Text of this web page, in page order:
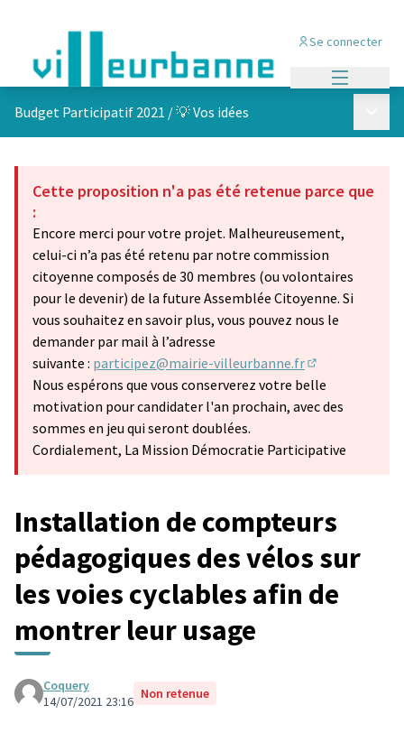
Se connecter
Budget Participatif 2021 /💡 Vos idées
Cette proposition n'a pas été retenue parce que
:
Encore merci pour votre projet. Malheureusement,
celui-ci n’a pas été retenu par notre commission
citoyenne composés de 30 membres (ou volontaires
pour le devenir) de la future Assemblée Citoyenne. Si
vous souhaitez en savoir plus, vous pouvez nous le
demander par mail à l’adresse
suivante : participez@mairie-villeurbanne.fr
(S'ouvre dans
Nous espérons que vous conserverez votre belle
motivation pour candidater l'an prochain, avec des
sommes en jeu qui seront doublées.
Cordialement, La Mission Démocratie Participative
Installation de compteurs
pédagogiques des vélos sur
les voies cyclables afin de
montrer leur usage
Coquery
14/07/2021 23:16 Non retenue